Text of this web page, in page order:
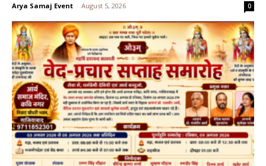
Arya Samaj Event - August 5, 2026 0